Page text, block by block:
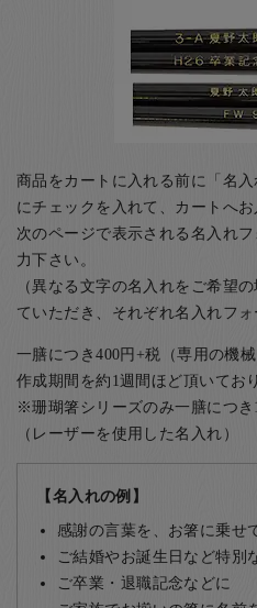
商品をカートに入れる前に「名
にチェックを入れて、カートへお
次のページで表示される名入れ
力下さい。
（異なる文字の名入れをご希望
ていただき、それぞれ名入れフォ
一膳につき400円+税（専用の機
作成期間を約1週間ほど頂いてお
※珊瑚箸シリーズのみ一膳につき
（レーザーを使用した名入れ）
【名入れの例】
感謝の言葉を、お箸に乗せ
ご結婚やお誕生日など特別
ご卒業・退職記念などに